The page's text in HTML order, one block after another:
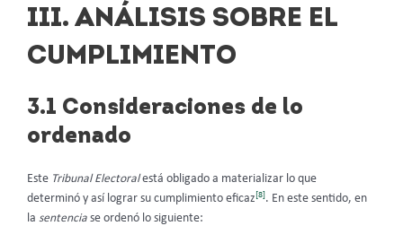
III. ANÁLISIS SOBRE EL
CUMPLIMIENTO
3.1 Consideraciones de lo
ordenado
Este Tribunal Electoralestá obligado a materializar lo que
determinó y así lograr su cumplimiento eficaz[8]. En este sentido, en
la sentencia se ordenó lo siguiente: